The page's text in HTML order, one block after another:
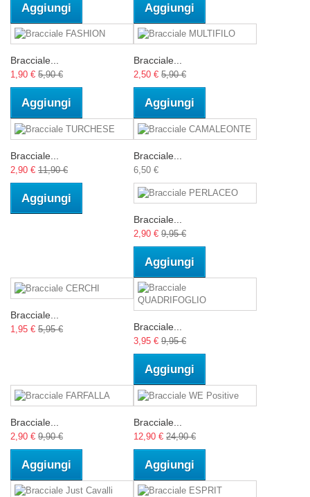
Aggiungi Aggiungi
Bracciale...
1,90 € 5,90 €
Aggiungi
Bracciale...
2,50 € 5,90 €
Aggiungi
Bracciale...
2,90 € 11,90 €
Aggiungi
Bracciale...
6,50 €
Bracciale...
2,90 € 9,95 €
Aggiungi
Bracciale...
1,95 € 5,95 € Bracciale...
3,95 € 9,95 €
Aggiungi
Bracciale...
2,90 € 9,90 €
Aggiungi
Bracciale...
12,90 € 24,90 €
Aggiungi